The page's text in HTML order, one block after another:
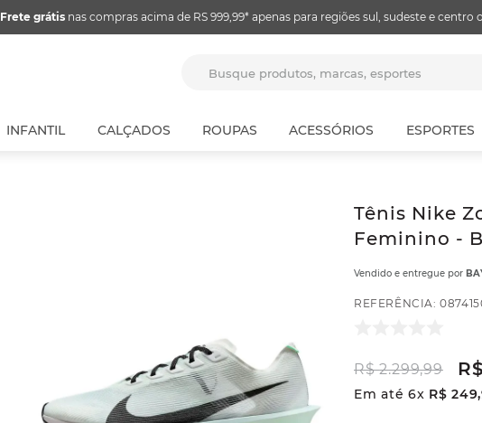
Frete grátisnas compras acima de RS 999,99* apenas para regiões sul, sudeste e centro
INFANTIL CALÇADOS ROUPAS ACESSÓRIOS ESPORTES
Tênis Nike
Feminino -
Vendido e entregue por
REFERÊNCIA:
R$ 2.299,99 R$
Em até 6x R$ 249,